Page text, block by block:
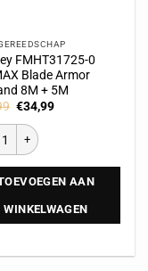
FMHT31725-0
Blade Armor
8M + 5M
€34,99
AAN
WINKELWAGEN